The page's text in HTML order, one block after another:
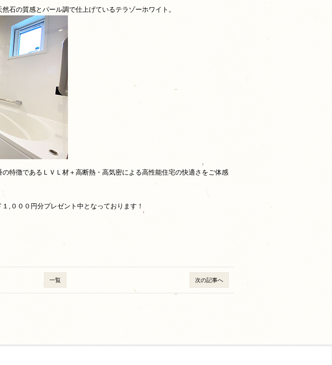
石の質感とパール調で仕上げているテラゾーホワイト。
特徴であるＬＶＬ材＋高断熱・高気密による高性能住宅の快適さをご体感
,０００円分プレゼント中となっております！
一覧 次の記事へ